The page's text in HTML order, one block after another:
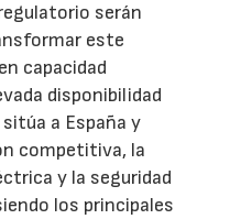
serán
este
capacidad
disponibilidad
a España y
competitiva, la
y la seguridad
los principales